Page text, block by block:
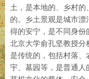
土，是本地的、乡村
的。乡土景观是城市
得的安宁，是不同身份
北京大学俞孔坚教授分
是传统的，包括村落
宇、墓园等，是普通人